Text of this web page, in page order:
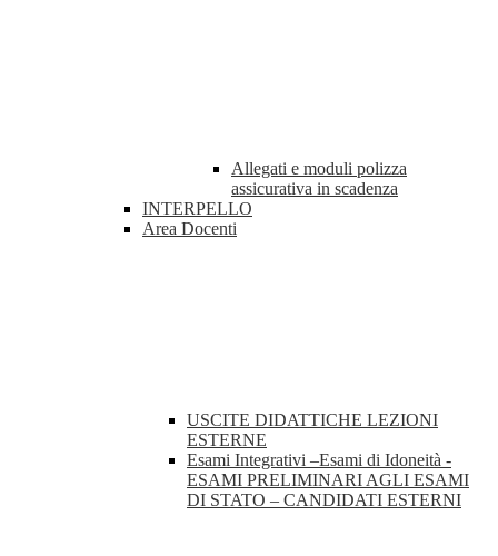
Allegati e moduli polizza
assicurativa in scadenza
INTERPELLO
Area Docenti
USCITE DIDATTICHE LEZIONI
ESTERNE
Esami Integrativi –Esami di Idoneità -
ESAMI PRELIMINARI AGLI ESAMI
DI STATO – CANDIDATI ESTERNI